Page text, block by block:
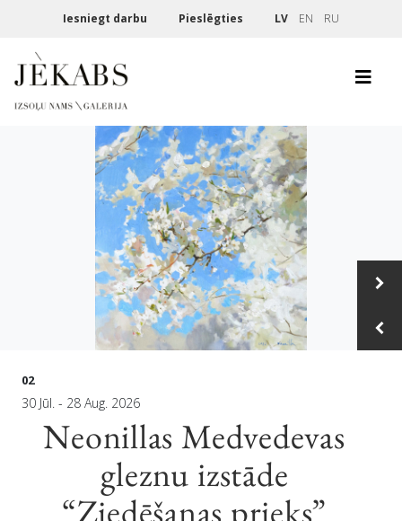
Iesniegt darbu Pieslēgties LV EN RU
02
30 Jūl. - 28 Aug. 2026
Neonillas Medvedevas
gleznu izstāde
“Ziedēšanas prieks”